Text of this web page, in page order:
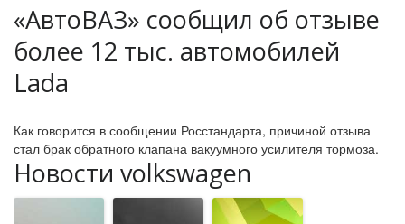
«АвтоВАЗ» сообщил об отзыве
более 12 тыс. автомобилей
Lada
Как говорится в сообщении Росстандарта, причиной отзыва
стал брак обратного клапана вакуумного усилителя тормоза.
Новости volkswagen